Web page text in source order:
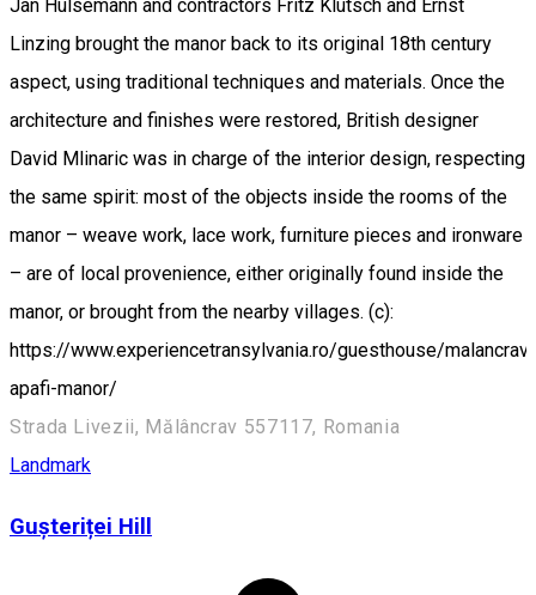
Jan Hulsemann and contractors Fritz Klutsch and Ernst
Linzing brought the manor back to its original 18th century
aspect, using traditional techniques and materials. Once the
architecture and finishes were restored, British designer
David Mlinaric was in charge of the interior design, respecting
the same spirit: most of the objects inside the rooms of the
manor – weave work, lace work, furniture pieces and ironware
– are of local provenience, either originally found inside the
manor, or brought from the nearby villages. (c):
https://www.experiencetransylvania.ro/guesthouse/malancrav-
apafi-manor/
Strada Livezii, Mălâncrav 557117, Romania
Landmark
Gușteriței Hill